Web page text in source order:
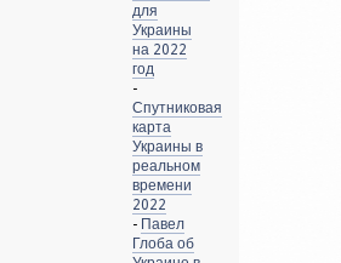
для
Украины
на 2022
год
-
Спутниковая
карта
Украины в
реальном
времени
2022
- Павел
Глоба об